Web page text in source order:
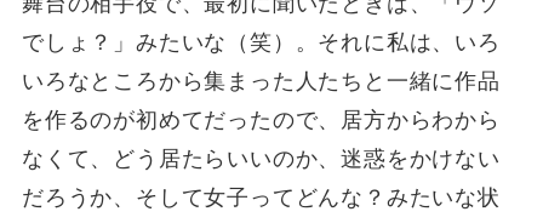
でしょ？」みたいな（笑）。それに私は、いろ
いろなところから集まった人たちと一緒に作品
を作るのが初めてだったので、居方からわから
なくて、どう居たらいいのか、迷惑をかけない
だろうか、そして女子ってどんな？みたいな状